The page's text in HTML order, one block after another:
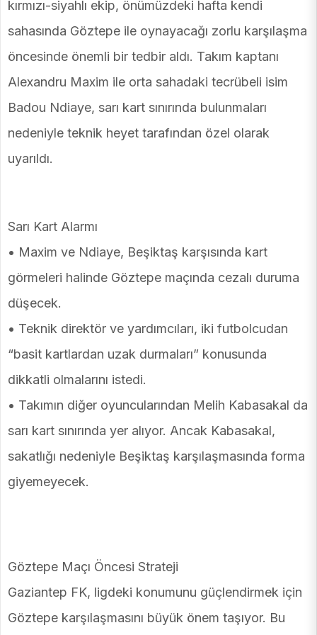
kırmızı-siyahlı ekip, önümüzdeki hafta kendi
sahasında Göztepe ile oynayacağı zorlu karşılaşma
öncesinde önemli bir tedbir aldı. Takım kaptanı
Alexandru Maxim ile orta sahadaki tecrübeli isim
Badou Ndiaye, sarı kart sınırında bulunmaları
nedeniyle teknik heyet tarafından özel olarak
uyarıldı.
Sarı Kart Alarmı
• Maxim ve Ndiaye, Beşiktaş karşısında kart
görmeleri halinde Göztepe maçında cezalı duruma
düşecek.
• Teknik direktör ve yardımcıları, iki futbolcudan
“basit kartlardan uzak durmaları” konusunda
dikkatli olmalarını istedi.
• Takımın diğer oyuncularından Melih Kabasakal da
sarı kart sınırında yer alıyor. Ancak Kabasakal,
sakatlığı nedeniyle Beşiktaş karşılaşmasında forma
giyemeyecek.
Göztepe Maçı Öncesi Strateji
Gaziantep FK, ligdeki konumunu güçlendirmek için
Göztepe karşılaşmasını büyük önem taşıyor. Bu